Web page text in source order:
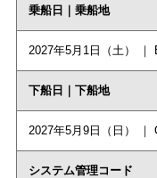
乗船日｜乗船地
2027年5月1日（土） ｜
下船日｜下船地
2027年5月9日（日） ｜
システム管理コード